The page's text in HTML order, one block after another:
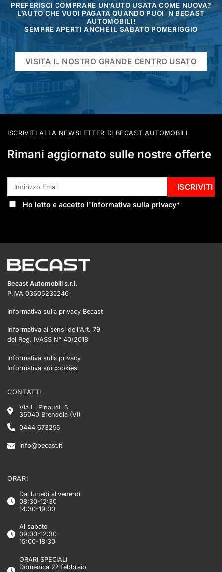
PREFERISCI COMPRARE UN’AUTO USATA COME NUOVA?
L’AUTO CHE VUOI PAGATA QUANDO PUOI IN BECAST
AUTOMOBILI!
SEMPRE APERTI ANCHE IL SABATO POMERIGGIO
VISITA IL NOSTRO GRANDE CENTRO USATO
ISCRIVITI ALLA NEWSLETTER DI BECAST AUTOMOBILI
Rimani aggiornato sulle nostre offerte
Ho letto e accetto l'Informativa sulla privacy*
Becast Automobili s.r.l.
P.IVA 03605230246
Informativa sulla privacy Becast
Informativa ai sensi dell'Art. 79
del Reg. IVASS N° 40/2018
Informativa sulla privacy
Informativa sui cookies
CONTATTI
Via L. Einaudi, 5
36040 Brendola (VI)
0444 673255
info@becast.it
ORARI
Dal lunedì al venerdì
08:30-12:30
14:30-19:00
Al sabato
09:00-12:30
15:00-18:30
ORARI SPECIALI
Domenica 22 febbraio